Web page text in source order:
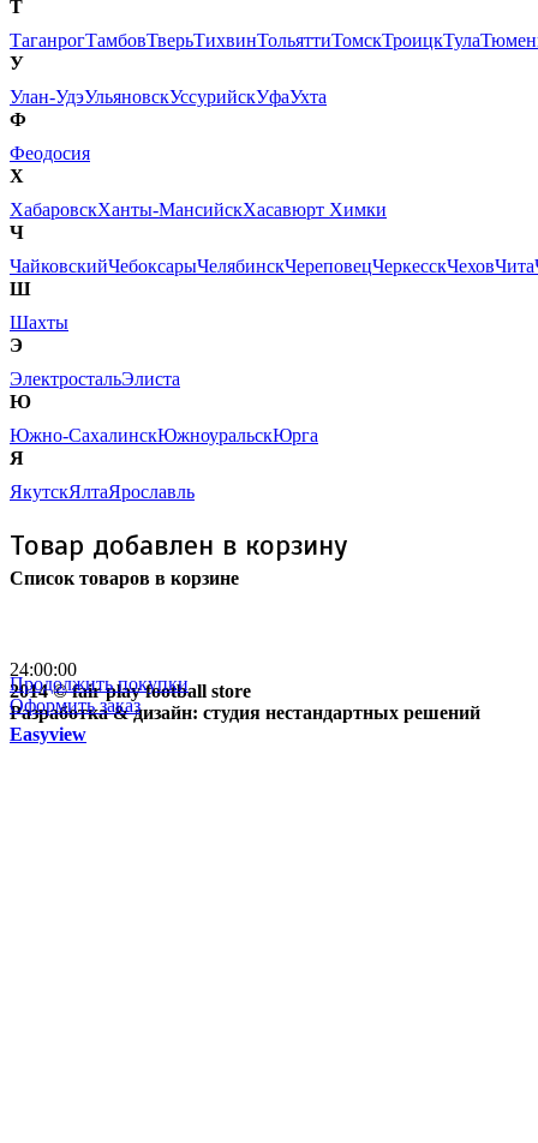
Т
ТаганрогТамбовТверьТихвинТольяттиТомскТроицкТула
У
Улан-УдэУльяновскУссурийскУфаУхта
Ф
Феодосия
Х
ХабаровскХанты-МансийскХасавюрт Химки
Ч
ЧайковскийЧебоксарыЧелябинскЧереповецЧеркесскЧеховЧита
Ш
Шахты
Э
ЭлектростальЭлиста
Ю
Южно-СахалинскЮжноуральскЮрга
Я
ЯкутскЯлтаЯрославль
Товар добавлен в корзину
Список товаров в корзине
Продолжить покупки
Оформить заказ
24:00:00
2014 © fair play football store
Разработка & дизайн: студия нестандартных решений
Easyview